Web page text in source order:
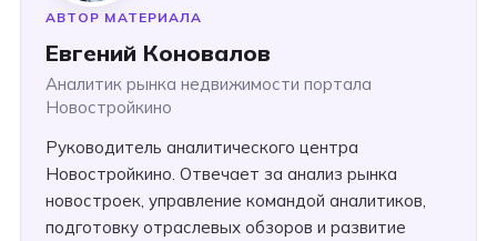
АВТОР МАТЕРИАЛА
Евгений Коновалов
Аналитик рынка недвижимости портала
Новостройкино
Руководитель аналитического центра
Новостройкино. Отвечает за анализ рынка
новостроек, управление командой аналитиков,
подготовку отраслевых обзоров и развитие